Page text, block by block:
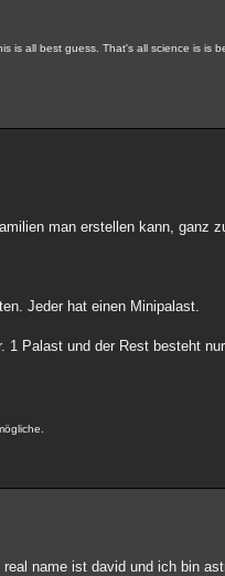
is all best guess. That's all science is is
man erstellen kann, ganz
Jeder hat einen Minipalast.
1 Palast und der Rest besteht
name ist david und ich bin